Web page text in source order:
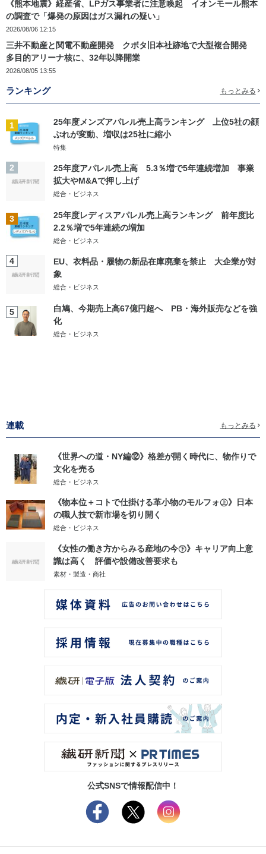
《熊本地震》経産省、LPガス事業者に注意喚起 イオンモール熊本
の調査で「爆発の原因はガス漏れの疑い」
2026/08/06 12:15
三井不動産と関電不動産開発 クボタ旧本社跡地で大型複合開発
多目的アリーナ核に、32年以降開業
2026/08/05 13:55
ランキング もっとみる
1
25年度メンズアパレル売上高ランキング 上位5社の顔
ぶれが変動、増収は25社に縮小
特集
2
25年度アパレル売上高 5.3％増で5年連続増加 事業
拡大やM&Aで押し上げ
総合・ビジネス
3
25年度レディスアパレル売上高ランキング 前年度比
2.2％増で5年連続の増加
総合・ビジネス
4
EU、衣料品・履物の新品在庫廃棄を禁止 大企業が対
象
総合・ビジネス
5
白鳩、今期売上高67億円超へ PB・海外販売などを強
化
総合・ビジネス
連載 もっとみる
《世界への道・NY編⑫》格差が開く時代に、物作りで
文化を売る
総合・ビジネス
《物本位＋コトで仕掛ける革小物のモルフォ㊤》日本
の職人技で新市場を切り開く
総合・ビジネス
《女性の働き方からみる産地の今㊦》キャリア向上意
識は高く 評価や設備改善要求も
素材・製造・商社
公式SNSで情報配信中！